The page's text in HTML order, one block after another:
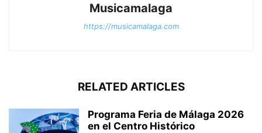
Musicamalaga
https://musicamalaga.com
RELATED ARTICLES
Programa Feria de Málaga 2026
en el Centro Histórico